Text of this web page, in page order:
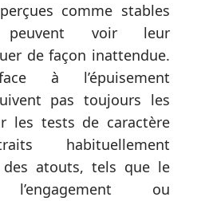
comme stables
peuvent voir leur
de façon inattendue.
à l’épuisement
pas toujours les
les tests de caractère
habituellement
des atouts, tels que le
l’engagement ou